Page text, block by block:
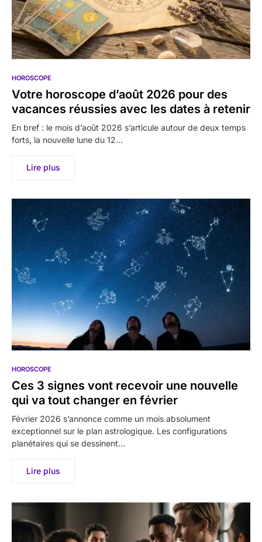
HOROSCOPE
Votre horoscope d’août 2026 pour des
vacances réussies avec les dates à retenir
En bref : le mois d’août 2026 s’articule autour de deux temps
forts, la nouvelle lune du 12…
Lire plus
HOROSCOPE
Ces 3 signes vont recevoir une nouvelle
qui va tout changer en février
Février 2026 s’annonce comme un mois absolument
exceptionnel sur le plan astrologique. Les configurations
planétaires qui se dessinent…
Lire plus